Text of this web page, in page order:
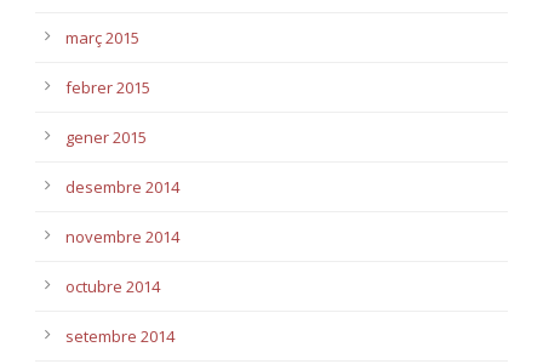
març 2015
febrer 2015
gener 2015
desembre 2014
novembre 2014
octubre 2014
setembre 2014